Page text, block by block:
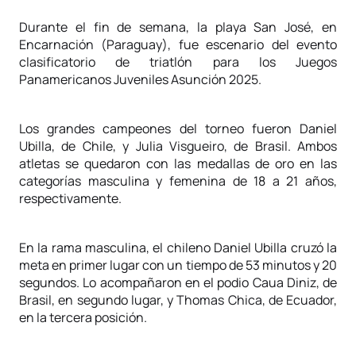
Durante el fin de semana, la playa San José, en
Encarnación (Paraguay), fue escenario del evento
clasificatorio de triatlón para los Juegos
Panamericanos Juveniles Asunción 2025.
Los grandes campeones del torneo fueron Daniel
Ubilla, de Chile, y Julia Visgueiro, de Brasil. Ambos
atletas se quedaron con las medallas de oro en las
categorías masculina y femenina de 18 a 21 años,
respectivamente.
En la rama masculina, el chileno Daniel Ubilla cruzó la
meta en primer lugar con un tiempo de 53 minutos y 20
segundos. Lo acompañaron en el podio Caua Diniz, de
Brasil, en segundo lugar, y Thomas Chica, de Ecuador,
en la tercera posición.